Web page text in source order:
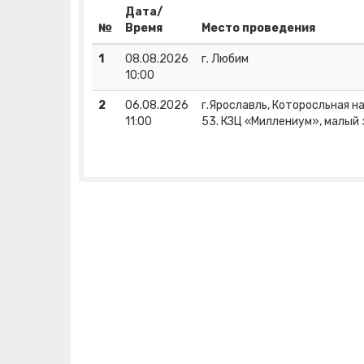
№
Дата/
Время
Место проведения
1
08.08.2026
10:00
г. Любим
2
06.08.2026
11:00
г.Ярославль, Которосльная
53. КЗЦ «Миллениум», малый